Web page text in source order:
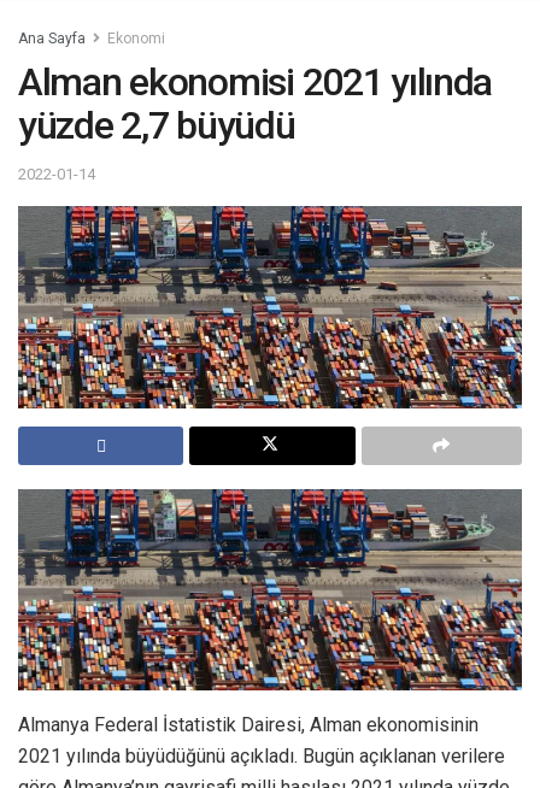
Ana Sayfa Ekonomi
Alman ekonomisi 2021 yılında
yüzde 2,7 büyüdü
2022-01-14
Almanya Federal İstatistik Dairesi, Alman ekonomisinin
2021 yılında büyüdüğünü açıkladı. Bugün açıklanan verilere